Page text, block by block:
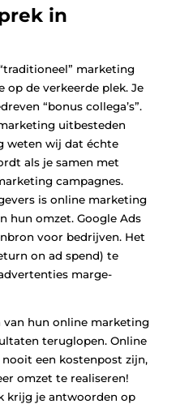
in
marketing
op de verkeerde plek. Je
“bonus collega’s”.
uitbesteden
weten wij dat échte
als je samen met
campagnes.
is online marketing
hun omzet. Google Ads
voor bedrijven. Het
on ad spend) te
marge-
van hun online marketing
teruglopen. Online
een kostenpost zijn,
omzet te realiseren!
krijg je antwoorden op